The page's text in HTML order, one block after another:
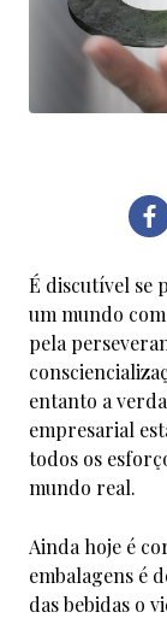
É discutível se
um mundo
pela
entanto a
empresarial
todos os
mundo real.
Ainda hoje é
embalagens é
das bebidas o